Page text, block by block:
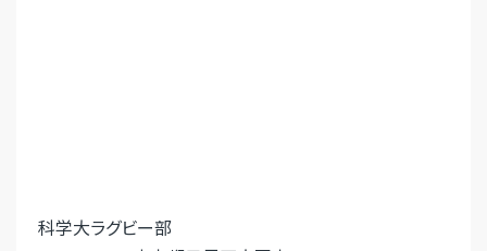
科学大ラグビー部